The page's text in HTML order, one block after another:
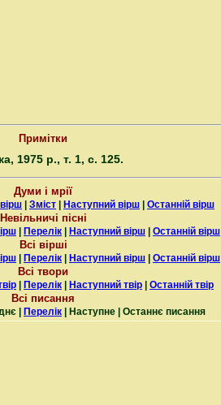
Примітки
1975 р., т. 1, с. 125.
Думи і мрії
Зміст Наступний вірш Останній вірш
Невільничі пісні
Перелік Наступний вірш Останній вірш
Всі вірші
Перелік Наступний вірш Останній вірш
Всі твори
Перелік Наступний твір Останній твір
Всі писання
| Перелік | Наступне | Останнє писання